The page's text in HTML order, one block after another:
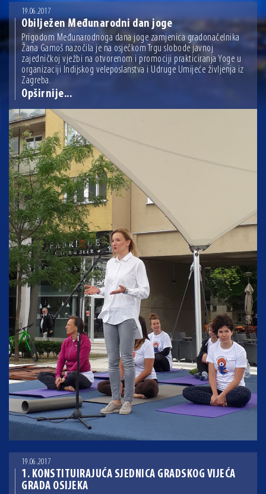
Radić istaknuo da je u osječke vrtiće upisan rekordan broj djece, te najavio cjelovitu
obnovu glavnog osječkog Trga Ante Starčevića
06.07.2026 | Brevis koncertom u Zlatnoj dvorani Musikvereina obilježio 30 godina
djelovanja
04.07.2026 | Zbog povoljnih vodostaja i pravodobnih mjera komarci ove godine pod
kontrolom
04.08.2026 | U Osijeku obilježen Dan pobjede i domovinske zahvalnosti i Dan
hrvatskih branitelja
19.06.2017
Obilježen Međunarodni dan joge
Prigodom Međunarodnoga dana joge zamjenica gradonačelnika
Žana Gamoš nazočila je na osječkom Trgu slobode javnoj
zajedničkoj vježbi na otvorenom i promociji prakticiranja Yoge u
organizaciji Indijskog veleposlanstva i Udruge Umijeće življenja iz
Zagreba.
Opširnije...
19.06.2017
1. KONSTITUIRAJUĆA SJEDNICA GRADSKOG VIJEĆA
GRADA OSIJEKA